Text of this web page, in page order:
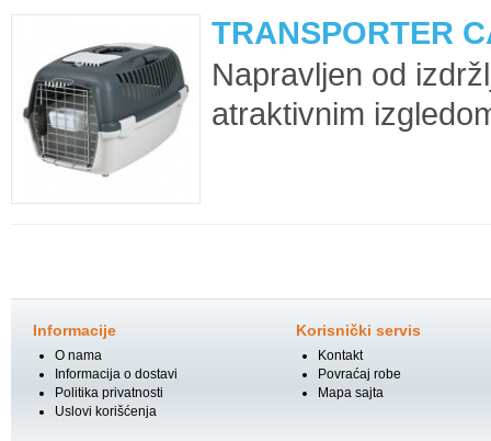
TRANSPORTER
Napravljen od
atraktivnim
Informacije
O nama
Informacija o dostavi
Politika privatnosti
Uslovi korišćenja
Korisnički servis
Kontakt
Povraćaj robe
Mapa sajta